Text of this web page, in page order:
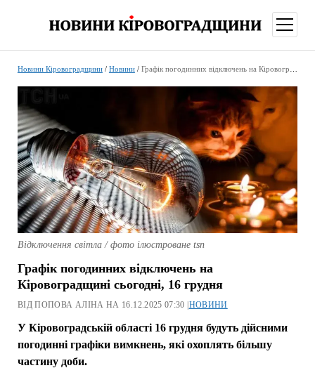
меню
Новини Кіровоградщини/ Новини/ Графік погодинних відключень на Кіровоградщині сьогодні, 16 грудня
Відключення світла / фото ілюстроване tsn
Графік погодинних відключень на
Кіровоградщині сьогодні, 16 грудня
ВІД ПОПОВА АЛІНА НА 16.12.2025 07:30 |НОВИНИ
У Кіровоградській області 16 грудня будуть дійсними
погодинні графіки вимкнень, які охоплять більшу
частину доби.